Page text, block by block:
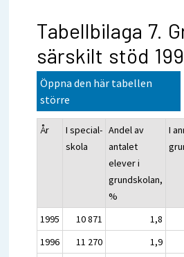
Tabellbilaga 7.
särskilt stöd
Öppna den här tabellen
större
År
I special-
skola
Andel av
antalet
elever i
grundskolan,
%
I
1995 10 871 1,8
1996
11 270 1,9